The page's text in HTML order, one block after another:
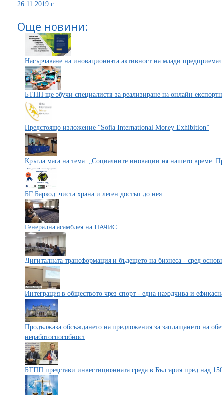
26.11.2019 г.
Още новини:
Насърчаване на иновационната активност на млади
БТПП ще обучи специалисти за реализиране на онлайн
Предстоящо изложение “Sofia International Money Exhibition”
Кръгла маса на тема: „Социалните иновации на нашето време.
БГ Баркод: чиста храна и лесен достъп до нея
Генерална асамблея на ПАЧИС
Дигиталната трансформация и бъдещето на бизнеса - сред
Интеграция в обществото чрез спорт - една находчива и
Продължава обсъждането на предложения за заплащането на
неработоспособност
БТПП представи инвестиционната среда в България пред над